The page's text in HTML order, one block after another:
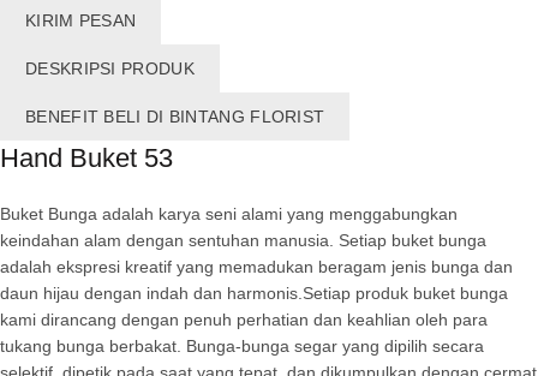
KIRIM PESAN
DESKRIPSI PRODUK
BENEFIT BELI DI BINTANG FLORIST
Hand Buket 53
Buket Bunga adalah karya seni alami yang menggabungkan
keindahan alam dengan sentuhan manusia. Setiap buket bunga
adalah ekspresi kreatif yang memadukan beragam jenis bunga dan
daun hijau dengan indah dan harmonis.Setiap produk buket bunga
kami dirancang dengan penuh perhatian dan keahlian oleh para
tukang bunga berbakat. Bunga-bunga segar yang dipilih secara